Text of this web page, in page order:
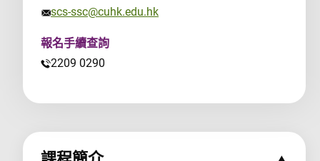
scs-ssc@cuhk.edu.hk
報名手續查詢
2209 0290